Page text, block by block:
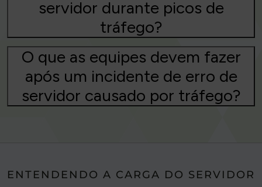
servidor durante picos de
tráfego?
O que as equipes devem fazer
após um incidente de erro de
servidor causado por tráfego?
ENTENDENDO A CARGA DO SERVIDOR